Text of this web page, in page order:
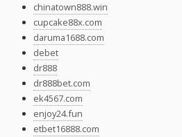
chinatown888.win
cupcake88x.com
daruma1688.com
debet
dr888
dr888bet.com
ek4567.com
enjoy24.fun
etbet16888.com